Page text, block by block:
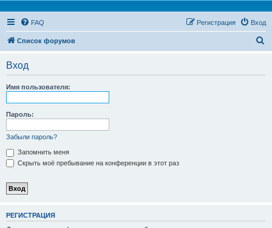
FAQ Вход
Регистрация
Список форумов
Вход
Имя пользователя:
Пароль:
Забыли пароль?
Запомнить меня
Скрыть моё пребывание на конференции в этот раз
РЕГИСТРАЦИЯ